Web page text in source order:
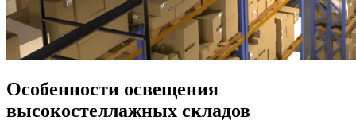
Особенности освещения
высокостеллажных складов